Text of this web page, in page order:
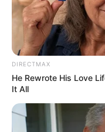
DIRECTMAX
He Rewrote His Love
It All